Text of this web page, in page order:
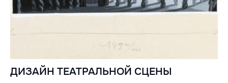
ДИЗАЙН ТЕАТРАЛЬНОЙ СЦЕНЫ